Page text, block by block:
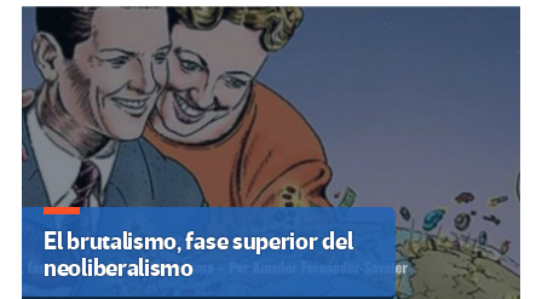
El brutalismo, fase superior del
neoliberalismo